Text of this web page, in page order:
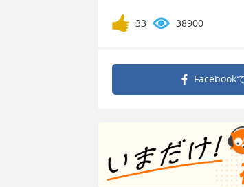
33 38900
Facebook